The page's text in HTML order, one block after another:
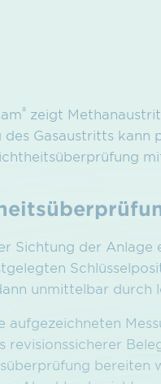
®zeigt
des Gasaustritts kann
Sichtung der Anlage
unmittelbar durch
aufgezeichneten
revisionssicherer
bereiten